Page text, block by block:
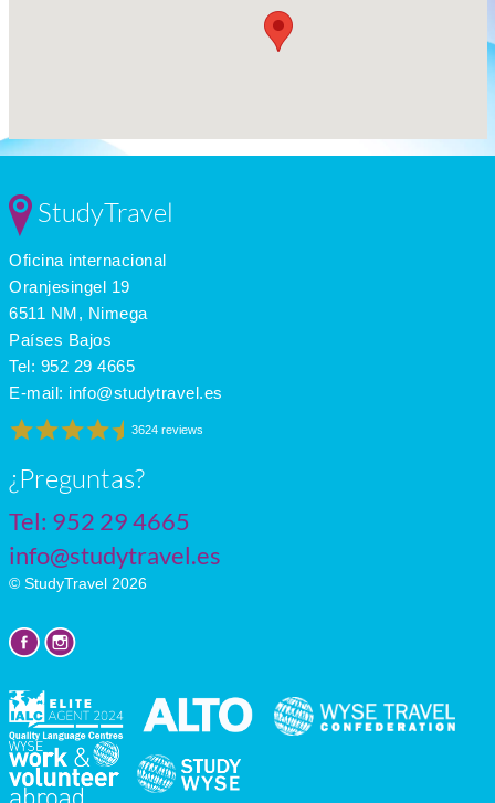
StudyTravel
Oficina internacional
Oranjesingel 19
6511 NM, Nimega
Países Bajos
Tel: 952 29 4665
E-mail: info@studytravel.es
3624 reviews
¿Preguntas?
Tel: 952 29 4665
info@studytravel.es
© StudyTravel 2026